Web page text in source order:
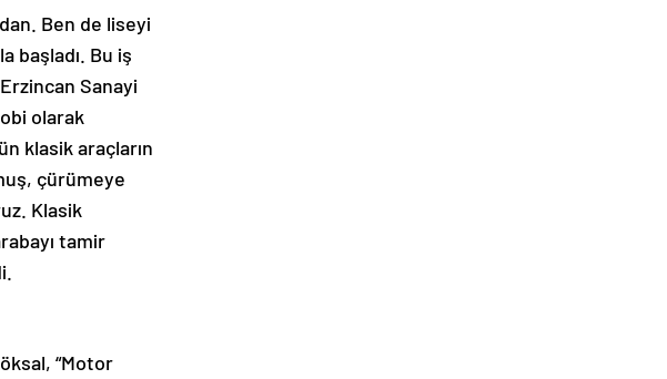
Ben de liseyi
başladı. Bu iş
Sanayi
olarak
klasik araçların
çürümeye
Klasik
tamir
“Motor